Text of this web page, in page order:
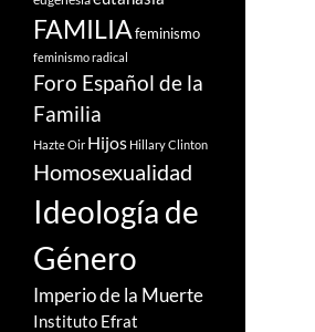
FAMILIAfeminismo
feminismo radical
Foro Español de la
Familia
Hazte Oir Hijos Hillary Clinton
Homosexualidad
Ideología de
Género
Imperio de la Muerte
Instituto Efrat